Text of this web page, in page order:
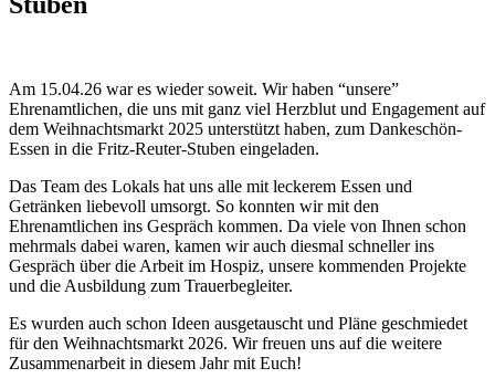
Am 15.04.26 war es wieder soweit. Wir haben “unsere”
Ehrenamtlichen, die uns mit ganz viel Herzblut und Engagement auf
dem Weihnachtsmarkt 2025 unterstützt haben, zum Dankeschön-
Essen in die Fritz-Reuter-Stuben eingeladen.
Das Team des Lokals hat uns alle mit leckerem Essen und
Getränken liebevoll umsorgt. So konnten wir mit den
Ehrenamtlichen ins Gespräch kommen. Da viele von Ihnen schon
mehrmals dabei waren, kamen wir auch diesmal schneller ins
Gespräch über die Arbeit im Hospiz, unsere kommenden Projekte
und die Ausbildung zum Trauerbegleiter.
Es wurden auch schon Ideen ausgetauscht und Pläne geschmiedet
für den Weihnachtsmarkt 2026. Wir freuen uns auf die weitere
Zusammenarbeit in diesem Jahr mit Euch!